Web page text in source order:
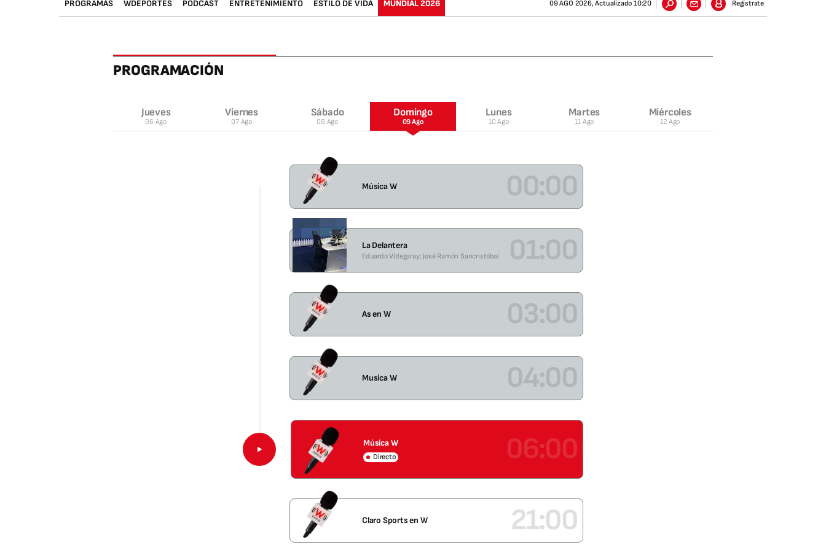
PROGRAMAS WDEPORTES PODCAST ENTRETENIMIENTO ESTILO DE VIDA MUNDIAL 2026 09 AGO 2026,Actualizado 10:20 Regístrate
PROGRAMACIÓN
Jueves
06 Ago
Viernes
07 Ago
Sábado
08 Ago
Domingo
09 Ago
Lunes
10 Ago
Martes
11 Ago
Miércoles
12 Ago
Música W 00:00
La Delantera
Eduardo Videgaray; José Ramón Sancristóbal 01:00
As en W 03:00
Musica W 04:00
Música W
Directo 06:00
Claro Sports en W 21:00